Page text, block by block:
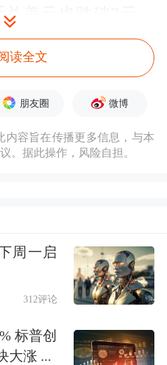
美元也跌破7元，
7.0352。
今日不开展逆回购
购到期，当日实现
7”？“破7”后走势会
来了
国人民
银行有关负
读全文
朋友圈 微博
内容旨在传播更多信息，与本
。据此操作，风险自担。
周一启
312评论
标普创
大涨 ...